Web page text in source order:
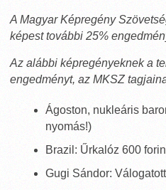
A Magyar Képregény
képest további 25%
Az alábbi képregényeknek a
engedményt, az MKSZ
Ágoston, nukleáris
nyomás!)
Brazil: Űrkalóz 600
Gugi Sándor: